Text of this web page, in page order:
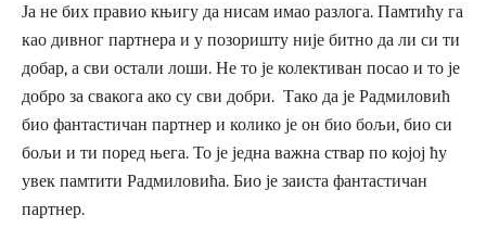
Ја не бих правио књигу да нисам имао разлога. Памтићу га
као дивног партнера и у позоришту није битно да ли си ти
добар, а сви остали лоши. Не то је колективан посао и то је
добро за свакога ако су сви добри. Тако да је Радмиловић
био фантастичан партнер и колико је он био бољи, био си
бољи и ти поред њега. То је једна важна ствар по којој ћу
увек памтити Радмиловића. Био је заиста фантастичан
партнер.